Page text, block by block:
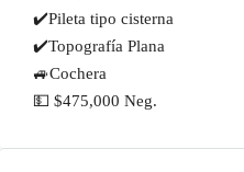
✔️Pileta tipo cisterna
✔️Topografía Plana
🚙Cochera
💵 $475,000 Neg.